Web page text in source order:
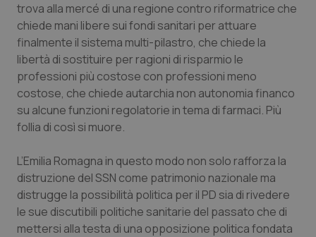
trova alla mercé di una regione contro riformatrice che
chiede mani libere sui fondi sanitari per attuare
finalmente il sistema multi-pilastro, che chiede la
libertà di sostituire per ragioni di risparmio le
professioni più costose con professioni meno
costose, che chiede autarchia non autonomia financo
su alcune funzioni regolatorie in tema di farmaci. Più
follia di così si muore.
L’Emilia Romagna in questo modo non solo rafforza la
distruzione del SSN come patrimonio nazionale ma
distrugge la possibilità politica per il PD sia di rivedere
le sue discutibili politiche sanitarie del passato che di
mettersi alla testa di una opposizione politica fondata